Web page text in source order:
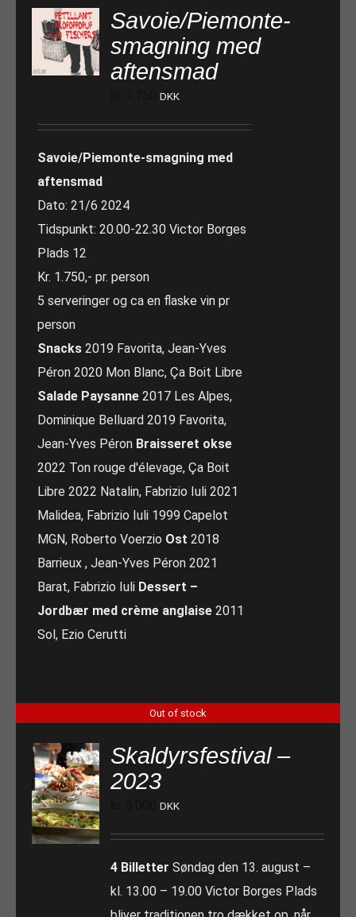
Savoie/Piemonte-
smagning med
aftensmad
DKK
Savoie/Piemonte-smagning med
aftensmad
Dato: 21/6 2024
Tidspunkt: 20.00-22.30 Victor Borges
Plads 12
Kr. 1.750,- pr. person
5 serveringer og ca en flaske vin pr
person
Snacks 2019 Favorita, Jean-Yves
Péron 2020 Mon Blanc, Ça Boit Libre
Salade Paysanne 2017 Les Alpes,
Dominique Belluard 2019 Favorita,
Jean-Yves Péron Braisseret okse
2022 Ton rouge d'élevage, Ça Boit
Libre 2022 Natalin, Fabrizio Iuli 2021
Malidea, Fabrizio Iuli 1999 Capelot
MGN, Roberto Voerzio Ost 2018
Barrieux , Jean-Yves Péron 2021
Barat, Fabrizio Iuli Dessert –
Jordbær med crème anglaise 2011
Sol, Ezio Cerutti
Out of stock
Skaldyrsfestival –
2023
DKK
4 Billetter Søndag den 13. august –
kl. 13.00 – 19.00 Victor Borges Plads